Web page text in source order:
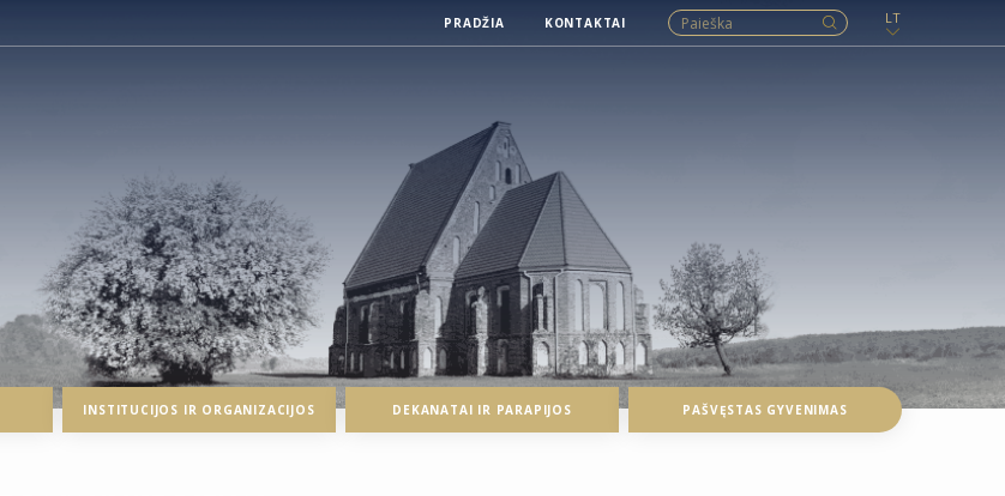
PRADŽIA KONTAKTAI LT
INSTITUCIJOS IR ORGANIZACIJOS DEKANATAI IR PARAPIJOS PAŠVĘSTAS GYVENIMAS